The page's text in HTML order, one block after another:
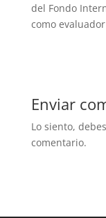
del Fondo
como
Enviar
Lo siento,
comentario.